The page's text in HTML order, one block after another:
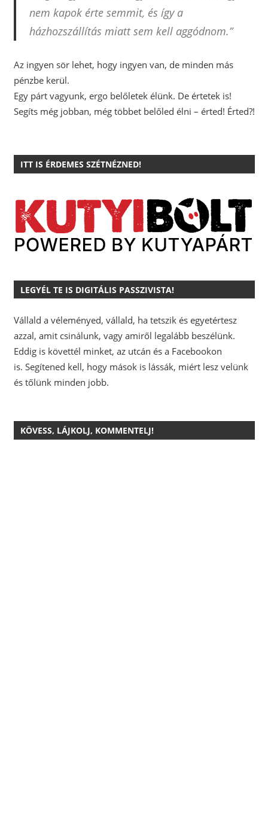
nem kapok érte semmit, és így a
házhozszállítás miatt sem kell aggódnom.”
Az ingyen sör lehet, hogy ingyen van, de minden más
pénzbe kerül.
Egy párt vagyunk, ergo belőletek élünk. De értetek is!
Segíts még jobban, még többet belőled élni – érted! Érted?!
ITT IS ÉRDEMES SZÉTNÉZNED!
LEGYÉL TE IS DIGITÁLIS PASSZIVISTA!
Vállald a véleményed, vállald, ha tetszik és egyetértesz
azzal, amit csinálunk, vagy amiről legalább beszélünk.
Eddig is követtél minket, az utcán és a Facebookon
is. Segítened kell, hogy mások is lássák, miért lesz velünk
és tőlünk minden jobb.
KÖVESS, LÁJKOLJ, KOMMENTELJ!